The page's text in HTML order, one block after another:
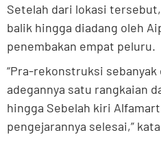
Setelah dari lokasi
balik hingga diadang oleh
penembakan empat peluru.
“Pra-rekonstruksi
adegannya satu rangkaian
hingga Sebelah kiri
pengejarannya selesai,”